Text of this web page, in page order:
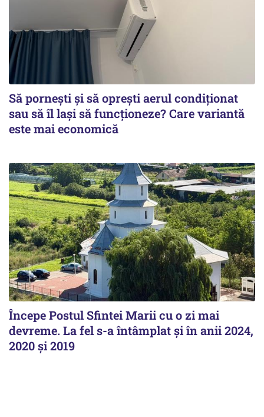
Să pornești și să oprești aerul condiționat
sau să îl lași să funcționeze? Care variantă
este mai economică
Începe Postul Sfintei Marii cu o zi mai
devreme. La fel s-a întâmplat și în anii 2024,
2020 și 2019